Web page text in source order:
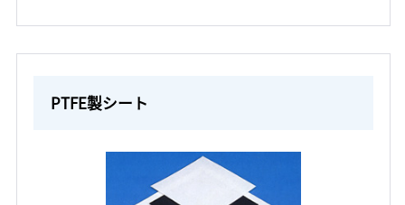
PTFE製シート